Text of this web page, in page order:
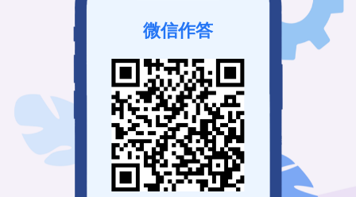
该接龙已结束
登录查看历史记录 我也要免费创建
微信作答